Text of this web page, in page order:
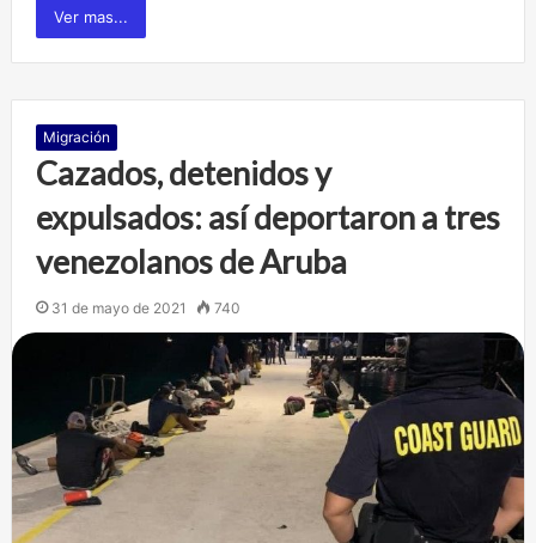
Ver mas...
Migración
Cazados, detenidos y
expulsados: así deportaron a tres
venezolanos de Aruba
31 de mayo de 2021 740